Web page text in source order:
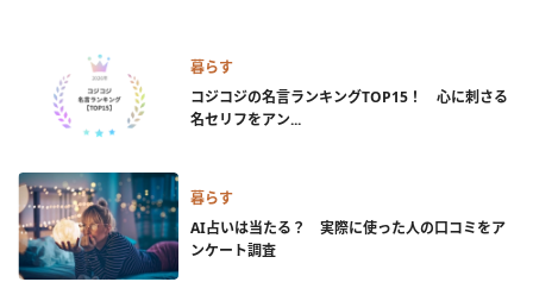
暮らす
コジコジの名言ランキングTOP15！ 心に刺さる
名セリフをアン...
暮らす
AI占いは当たる？ 実際に使った人の口コミをア
ンケート調査